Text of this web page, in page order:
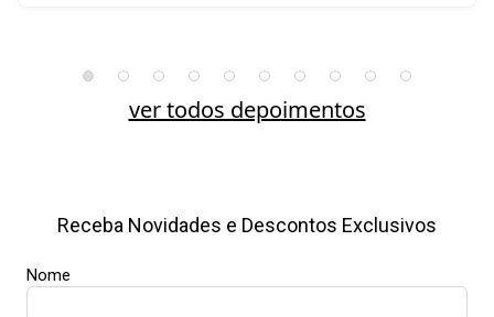
ver todos depoimentos
Receba Novidades e Descontos Exclusivos
Nome